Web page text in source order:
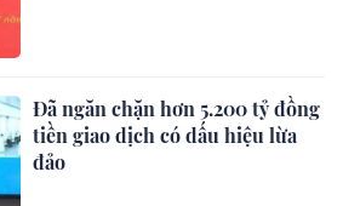
Đã ngăn chặn hơn 5.200 tỷ đồng
tiền giao dịch có dấu hiệu lừa
đảo